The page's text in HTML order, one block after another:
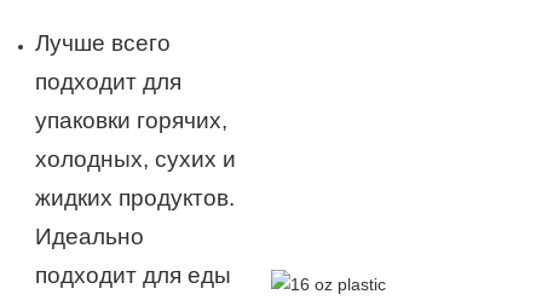
Лучше всего
подходит для
упаковки горячих,
холодных, сухих и
жидких продуктов.
Идеально
подходит для еды